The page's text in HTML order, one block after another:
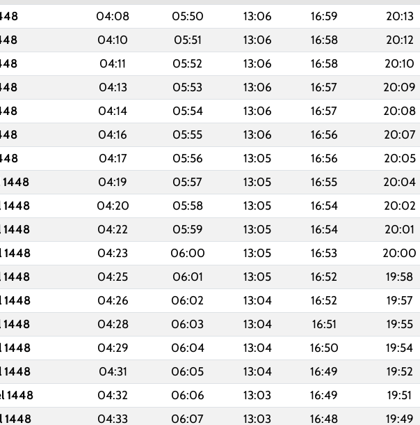
04:08 05:50 13:06 16:59 20:13
04:10 05:51 13:06 16:58 20:12
04:11 05:52 13:06 16:58 20:10
04:13 05:53 13:06 16:57 20:09
04:14 05:54 13:06 16:57 20:08
04:16 05:55 13:06 16:56 20:07
04:17 05:56 13:05 16:56 20:05
1448 04:19 05:57 13:05 16:55 20:04
1448 04:20 05:58 13:05 16:54 20:02
1448 04:22 05:59 13:05 16:54 20:01
1448 04:23 06:00 13:05 16:53 20:00
1448 04:25 06:01 13:05 16:52 19:58
1448 04:26 06:02 13:04 16:52 19:57
1448 04:28 06:03 13:04 16:51 19:55
1448 04:29 06:04 13:04 16:50 19:54
1448 04:31 06:05 13:04 16:49 19:52
1448 04:32 06:06 13:03 16:49 19:51
1448 04:33 06:07 13:03 16:48 19:49